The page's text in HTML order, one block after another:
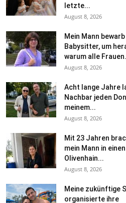
letzte...
August 8, 2026
Mein Mann
Babysitter, um
warum alle
August 8, 2026
Acht lange Jahre
Nachbar jeden
meinem...
August 8, 2026
Mit 23 Jahren
mein Mann in
Olivenhain...
August 8, 2026
Meine zukünftige
organisierte ihre